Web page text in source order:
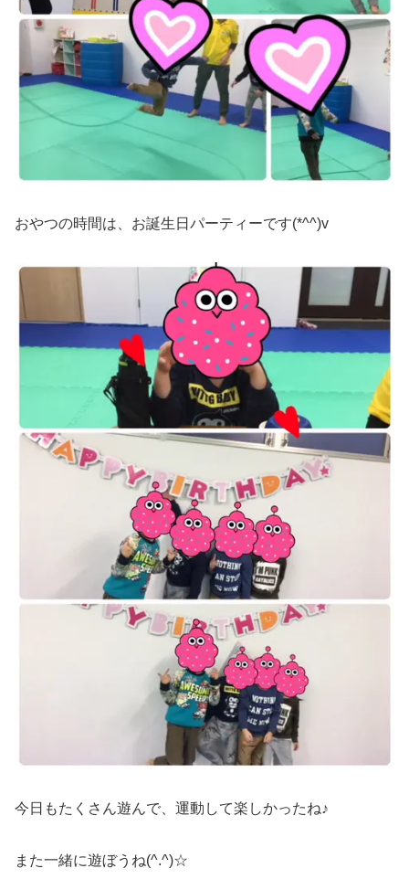
おやつの時間は、お誕生日パーティーです(*^^)v
今日もたくさん遊んで、運動して楽しかったね♪
また一緒に遊ぼうね(^.^)☆